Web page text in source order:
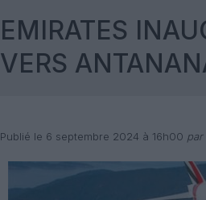
EMIRATES
VERS
Publié le 6 septembre 2024 à 16h00 par